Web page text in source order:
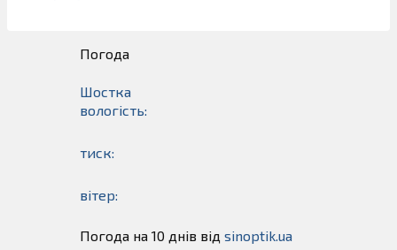
Погода
Шостка
вологість:
тиск:
вітер:
Погода на 10 днів від sinoptik.ua